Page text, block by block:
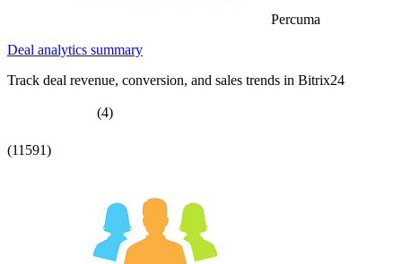
Percuma
Deal analytics summary
Track deal revenue, conversion, and sales trends in Bitrix24
(4)
(11591)